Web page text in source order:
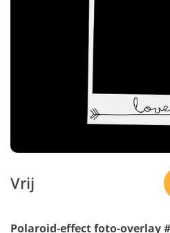
Vrij
Polaroid-effect foto-overlay